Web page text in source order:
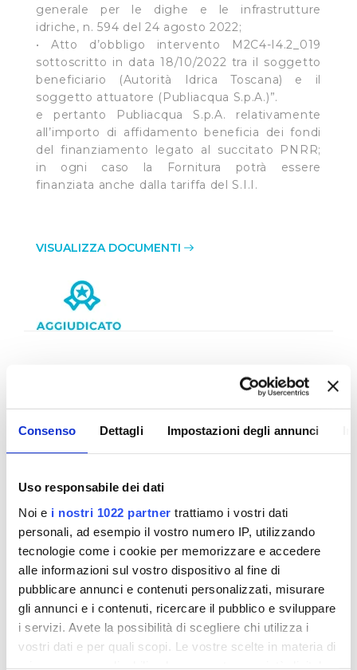
Consenso Dettagli Impostazioni degli annunci
Uso responsabile dei dati
Noi e i nostri 1022 partner trattiamo i vostri dati
personali, ad esempio il vostro numero IP, utilizzando
tecnologie come i cookie per memorizzare e accedere
alle informazioni sul vostro dispositivo al fine di
pubblicare annunci e contenuti personalizzati, misurare
gli annunci e i contenuti, ricercare il pubblico e sviluppare
i servizi. Avete la possibilità di scegliere chi utilizza i
vostri dati e per quali scopi. Le vostre scelte in materia di
generale per le dighe e le infrastrutture
idriche, n. 594 del 24 agosto 2022;
• Atto d’obbligo intervento M2C4-I4.2_019
sottoscritto in data 18/10/2022 tra il soggetto
beneficiario (Autorità Idrica Toscana) e il
soggetto attuatore (Publiacqua S.p.A.)”.
e pertanto Publiacqua S.p.A. relativamente
all’importo di affidamento beneficia dei fondi
del finanziamento legato al succitato PNRR;
in ogni caso la Fornitura potrà essere
finanziata anche dalla tariffa del S.I.I.
VISUALIZZA DOCUMENTI
PNRR - SERVIZI DI SUPPORTO ALLA
GESTIONE SISTEMI PNRR - 3900018135
SERVIZI DI SUPPORTO ALLA GESTIONE DEL
MODELLO ARCHITETTURALE DEI SISTEMI
CIG:A00AEE54AB; CUP
L’intervento rientra nel Piano Nazionale di
Ripresa e Resilienza (PNRR):
• nella misura codice Intervento M2C4 I4.2_019
Titolo intervento “Riduzione delle perdite
idriche nei sistemi acquedottistici dell’area
metropolitana Firenze-Prato-Pistoia” CUP
H92E22000070008;
• Atto di ammissione a finanziamento del
progetto sul PNRR: Decreto della Direzione